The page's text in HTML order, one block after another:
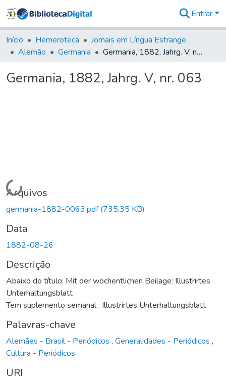
&
Coleções
Tudo na
Digital
Entrar
Início Hemeroteca
Jornais em Língua Estrangeira
Alemão
Germania Germania, 1882, Jahrg. V, nr. 063
Germania, 1882, Jahrg. V, nr. 063
Carregando...
Arquivos
germania-1882-0063.pdf(735,35 KB)
Data
1882-08-26
Descrição
Abaixo do título: Mit der wöchentlichen Beilage: Illustrirtes
Unterhaltungsblatt
Tem suplemento semanal : Illustrirtes Unterhaltungsblatt
Palavras-chave
Alemães - Brasil - Periódicos , Generalidades - Periódicos ,
Cultura - Periódicos
URI